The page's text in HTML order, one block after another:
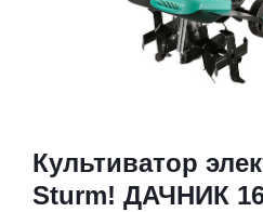
Культиватор
Sturm! ДАЧНИК